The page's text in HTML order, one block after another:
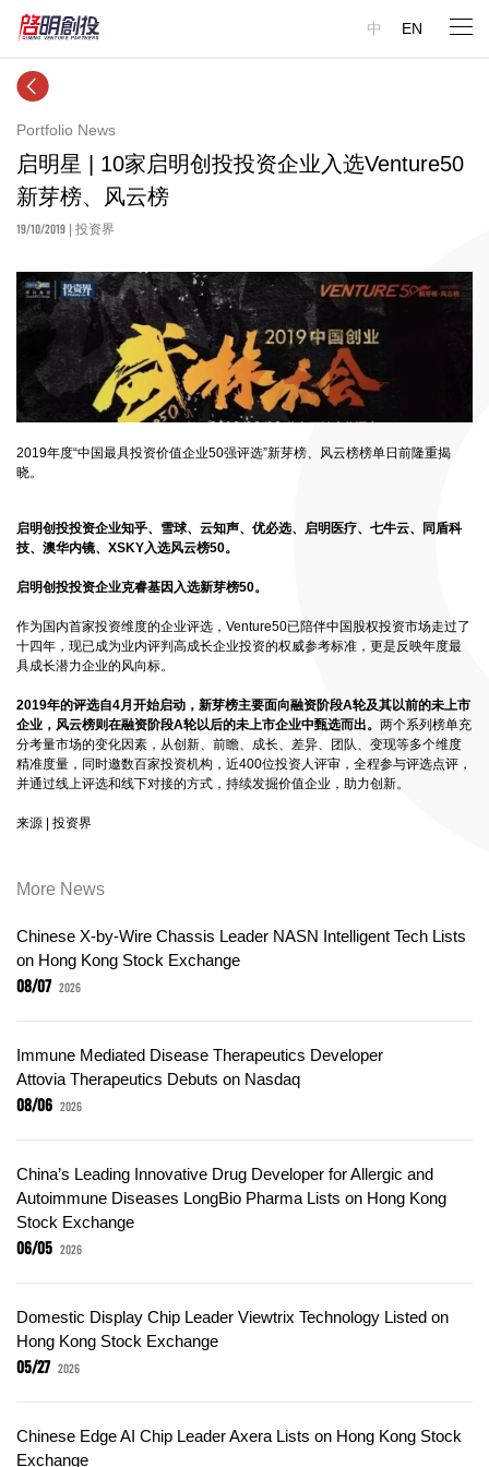
中 EN
Portfolio News
启明星 | 10家启明创投投资企业入选Venture50
新芽榜、风云榜
19/10/2019 | 投资界
2019年度“中国最具投资价值企业50强评选”新芽榜、风云榜榜单日前隆重揭
晓。
启明创投投资企业知乎、雪球、云知声、优必选、启明医疗、七牛云、同盾科
技、澳华内镜、XSKY入选风云榜50。
启明创投投资企业克睿基因入选新芽榜50。
作为国内首家投资维度的企业评选，Venture50已陪伴中国股权投资市场走过了
十四年，现已成为业内评判高成长企业投资的权威参考标准，更是反映年度最
具成长潜力企业的风向标。
2019年的评选自4月开始启动，新芽榜主要面向融资阶段A轮及其以前的未上市
企业，风云榜则在融资阶段A轮以后的未上市企业中甄选而出。 两个系列榜单充
分考量市场的变化因素，从创新、前瞻、成长、差异、团队、变现等多个维度
精准度量，同时邀数百家投资机构，近400位投资人评审，全程参与评选点评，
并通过线上评选和线下对接的方式，持续发掘价值企业，助力创新。
来源 | 投资界
More News
Chinese X-by-Wire Chassis Leader NASN Intelligent Tech Lists
on Hong Kong Stock Exchange
08/07 2026
Immune Mediated Disease Therapeutics Developer
Attovia Therapeutics Debuts on Nasdaq
08/06 2026
China’s Leading Innovative Drug Developer for Allergic and
Autoimmune Diseases LongBio Pharma Lists on Hong Kong
Stock Exchange
06/05 2026
Domestic Display Chip Leader Viewtrix Technology Listed on
Hong Kong Stock Exchange
05/27 2026
Chinese Edge AI Chip Leader Axera Lists on Hong Kong Stock
Exchange